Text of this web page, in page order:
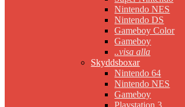
Nintendo NES
Nintendo DS
Gameboy Color
Gameboy
..visa alla
Skyddsboxar
Nintendo 64
Nintendo NES
Gameboy